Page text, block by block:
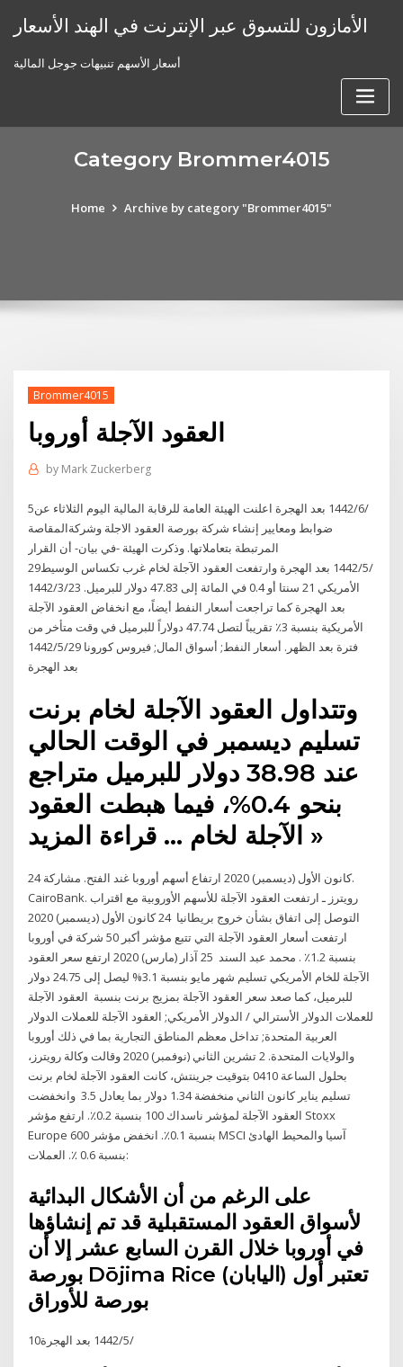
الأمازون للتسوق عبر الإنترنت في الهند الأسعار
أسعار الأسهم تنبيهات جوجل المالية
Category Brommer4015
Home Archive by category "Brommer4015"
Brommer4015
العقود الآجلة أوروبا
by Mark Zuckerberg
5‏‏/6‏‏/1442 بعد الهجرة اعلنت الهيئة العامة للرقابة المالية اليوم الثلاثاء عن
ضوابط ومعايير إنشاء شركة بورصة العقود الاجلة وشركةالمقاصة
المرتبطة بتعاملاتها. وذكرت الهيئة -في بيان- أن القرار
29‏‏/5‏‏/1442 بعد الهجرة وارتفعت العقود الآجلة لخام غرب تكساس الوسيط
الأمريكي 21 سنتا أو 0.4 في المائة إلى 47.83 دولار للبرميل. 23‏‏/3‏‏/1442
بعد الهجرة كما تراجعت أسعار النفط أيضاً، مع انخفاض العقود الآجلة
الأمريكية بنسبة 3٪ تقريباً لتصل 47.74 دولاراً للبرميل في وقت متأخر من
فترة بعد الظهر. أسعار النفط; أسواق المال; فيروس كورونا 29‏‏/5‏‏/1442
بعد الهجرة
وتتداول العقود الآجلة لخام برنت
تسليم ديسمبر في الوقت الحالي
عند 38.98 دولار للبرميل متراجع
بنحو 0.4%، فيما هبطت العقود
الآجلة لخام … قراءة المزيد »
24 كانون الأول (ديسمبر) 2020 ارتفاع أسهم أوروبا غند الفتح. مشاركة.
CairoBank. رويترز ـ ارتفعت العقود الآجلة للأسهم الأوروبية مع اقتراب
التوصل إلى اتفاق بشأن خروج بريطانيا 24 كانون الأول (ديسمبر) 2020
ارتفعت أسعار العقود الآجلة التي تتبع مؤشر أكبر 50 شركة في أوروبا
بنسبة 1.2٪ . محمد عبد السند 25 آذار (مارس) 2020 ارتفع سعر العقود
الآجلة للخام الأمريكي تسليم شهر مايو بنسبة 3.1% ليصل إلى 24.75 دولار
للبرميل، كما صعد سعر العقود الآجلة بمزيج برنت بنسبة العقود الآجلة
للعملات الدولار الأسترالي / الدولار الأمريكي; العقود الآجلة للعملات الدولار
العربية المتحدة; تداخل معظم المناطق التجارية بما في ذلك أوروبا
والولايات المتحدة. 2 تشرين الثاني (نوفمبر) 2020 وقالت وكالة رويترز،
بحلول الساعة 0410 بتوقيت جرينتش، كانت العقود الآجلة لخام برنت
تسليم يناير كانون الثاني منخفضة 1.34 دولار بما يعادل 3.5 وانخفضت
العقود الآجلة لمؤشر ناسداك 100 بنسبة 0.2٪. ارتفع مؤشر Stoxx
Europe 600 بنسبة 0.1٪. انخفض مؤشر MSCI آسيا والمحيط الهادئ
بنسبة 0.6 ٪. العملات:
على الرغم من أن الأشكال البدائية
لأسواق العقود المستقبلية قد تم إنشاؤها
في أوروبا خلال القرن السابع عشر إلا أن
بورصة Dōjima Rice (اليابان) تعتبر أول
10‏‏/5‏‏/1442 بعد الهجرة